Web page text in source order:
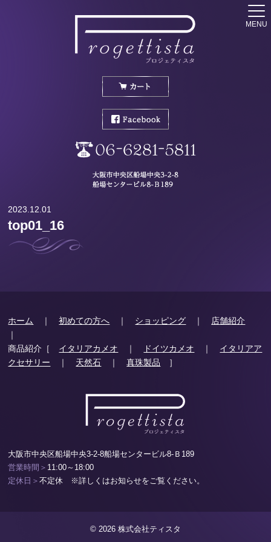
MENU
2023.12.01
top01_16
ホーム ｜初めての方へ ｜ ショッピング ｜ 店舗紹介
｜
商品紹介［ イタリアカメオ ｜ ドイツカメオ ｜ イタリアア
クセサリー ｜ 天然石 ｜真珠製品 ］
大阪市中央区船場中央3-2-8船場センタービル8-Ｂ189
営業時間＞ 11:00～18:00
定休日＞不定休 ※詳しくはお知らせをご覧ください。
© 2026 株式会社ティスタ